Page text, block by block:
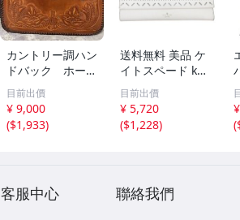
カントリー調ハン
ドバック ホース
ハイド製
目前出價
¥ 9,000
($1,933)
送料無料 美品 ケ
イトスペード kat
e spade クラッ
チバッグ セカン
ドバッグ レザー
白 ホワイト系 レ
目前出價
¥ 5,720
($1,228)
(
客服中心 聯絡我們